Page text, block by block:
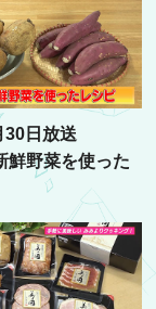
日放送
野菜を使った